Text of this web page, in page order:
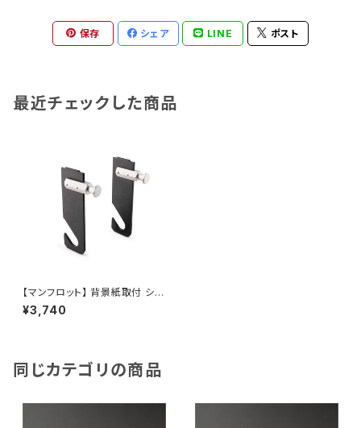
保存 シェア LINE ポスト
最近チェックした商品
【マンフロット】 背景紙取付 シン
グルフック 059
¥3,740
同じカテゴリの商品